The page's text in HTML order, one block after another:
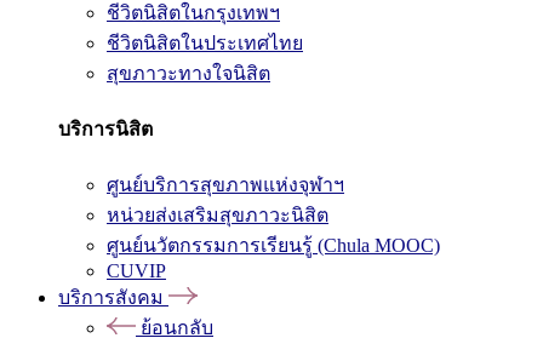
ชีวิตนิสิตในกรุงเทพฯ
ชีวิตนิสิตในประเทศไทย
สุขภาวะทางใจนิสิต
บริการนิสิต
ศูนย์บริการสุขภาพแห่งจุฬาฯ
หน่วยส่งเสริมสุขภาวะนิสิต
ศูนย์นวัตกรรมการเรียนรู้ (Chula MOOC)
CUVIP
บริการสังคม
ย้อนกลับ